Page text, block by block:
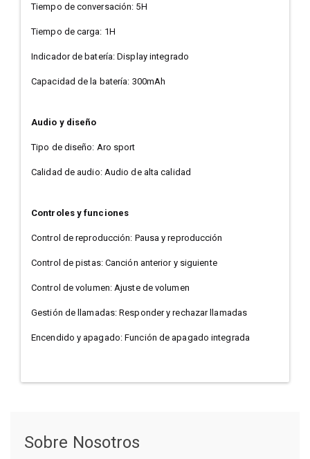
Tiempo de conversación: 5H
Tiempo de carga: 1H
Indicador de batería: Display integrado
Capacidad de la batería: 300mAh
Audio y diseño
Tipo de diseño: Aro sport
Calidad de audio: Audio de alta calidad
Controles y funciones
Control de reproducción: Pausa y reproducción
Control de pistas: Canción anterior y siguiente
Control de volumen: Ajuste de volumen
Gestión de llamadas: Responder y rechazar llamadas
Encendido y apagado: Función de apagado integrada
Sobre Nosotros